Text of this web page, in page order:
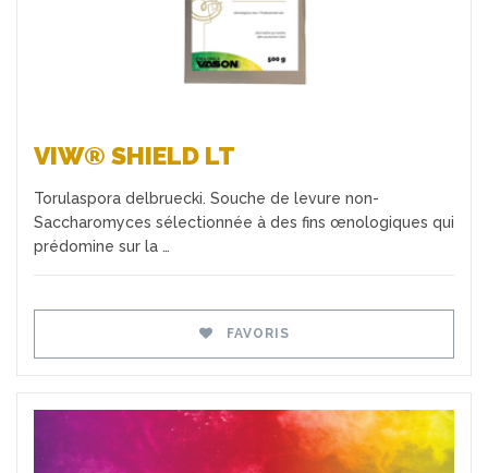
VIW® SHIELD LT
Torulaspora delbruecki. Souche de levure non-
Saccharomyces sélectionnée à des fins œnologiques qui
prédomine sur la …
FAVORIS